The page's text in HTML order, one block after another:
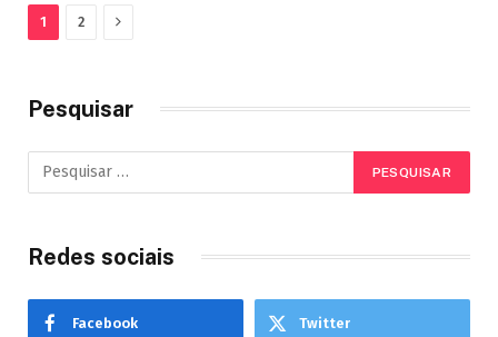
1 2 Next
Pesquisar
Redes sociais
Facebook Twitter